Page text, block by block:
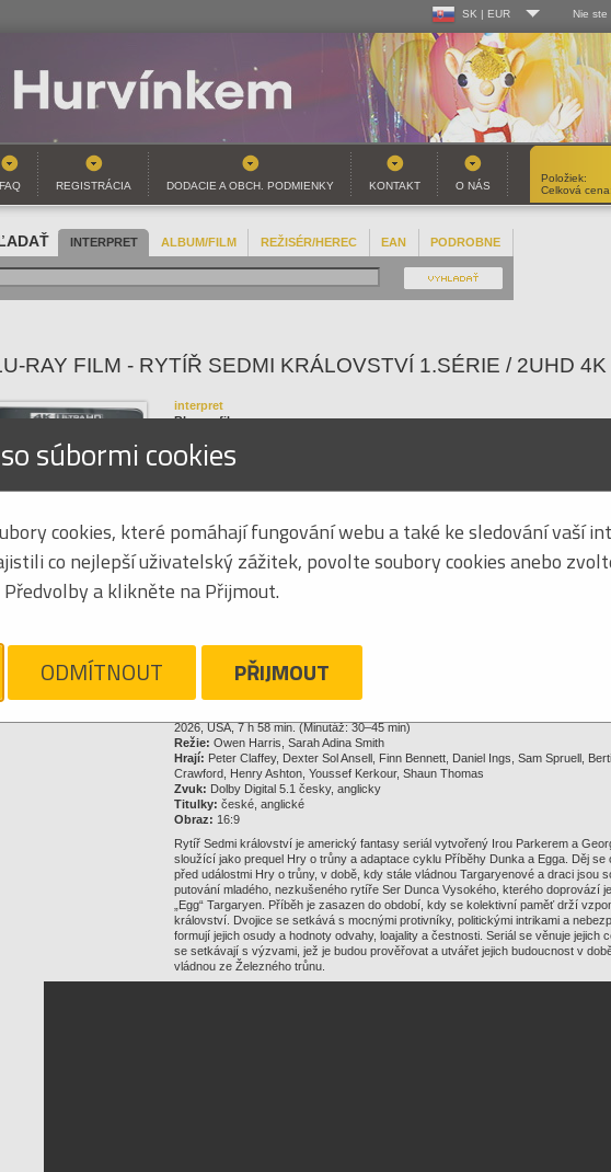
SK | EUR
CZ | Kč
SK | EUR
Nie ste
Log-
Užív. meno:
Heslo:
Registrácia
Položiek:
Celková cena:
FAQ REGISTRÁCIA DODACIE A OBCH. PODMIENKY KONTAKT O NÁS
INTERPRET ALBUM/FILM REŽISÉR/HEREC EAN PODROBNE
RAY FILM - RYTÍŘ SEDMI KRÁLOVSTVÍ 1.SÉRIE / 2UHD 4K
interpret
Blu-ray film
názov
Rytíř sedmi království 1.série / 2UHD 4K
EAN
40,78 €
Strážny pes
2026, USA, 7 h 58 min. (Minutáž: 30–45 min)
Režie: Owen Harris, Sarah Adina Smith
Hrají: Peter Claffey, Dexter Sol Ansell, Finn Bennett, Daniel Ings, Sam Spruell,
Crawford, Henry Ashton, Youssef Kerkour, Shaun Thomas
Zvuk: Dolby Digital 5.1 česky, anglicky
Titulky: české, anglické
Obraz: 16:9
Rytíř Sedmi království je americký fantasy seriál vytvořený Irou Parkerem a
sloužící jako prequel Hry o trůny a adaptace cyklu Příběhy Dunka a Egga. Děj se
před událostmi Hry o trůny, v době, kdy stále vládnou Targaryenové a draci jsou
putování mladého, nezkušeného rytíře Ser Dunca Vysokého, kterého doprovází
„Egg“ Targaryen. Příběh je zasazen do období, kdy se kolektivní paměť drží
království. Dvojice se setkává s mocnými protivníky, politickými intrikami a
formují jejich osudy a hodnoty odvahy, loajality a čestnosti. Seriál se věnuje jejich
se setkávají s výzvami, jež je budou prověřovat a utvářet jejich budoucnost v
vládnou ze Železného trůnu.
súbormi cookies
cookies, které pomáhají fungování webu a také ke sledování vaší
co nejlepší uživatelský zážitek, povolte soubory cookies anebo
a klikněte na Přijmout.
ODMÍTNOUT PŘIJMOUT